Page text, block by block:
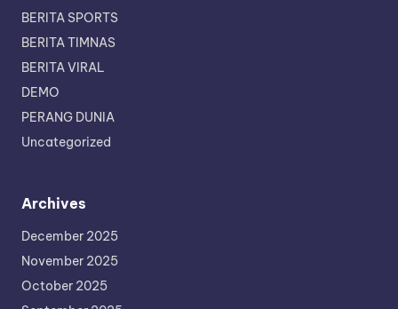
BERITA SPORTS
BERITA TIMNAS
BERITA VIRAL
DEMO
PERANG DUNIA
Uncategorized
Archives
December 2025
November 2025
October 2025